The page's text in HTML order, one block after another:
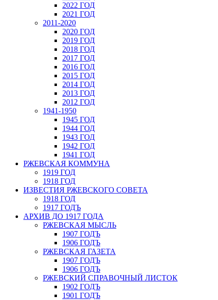
2022 ГОД
2021 ГОД
2011-2020
2020 ГОД
2019 ГОД
2018 ГОД
2017 ГОД
2016 ГОД
2015 ГОД
2014 ГОД
2013 ГОД
2012 ГОД
1941-1950
1945 ГОД
1944 ГОД
1943 ГОД
1942 ГОД
1941 ГОД
РЖЕВСКАЯ КОММУНА
1919 ГОД
1918 ГОД
ИЗВЕСТИЯ РЖЕВСКОГО СОВЕТА
1918 ГОД
1917 ГОДЪ
АРХИВ ДО 1917 ГОДА
РЖЕВСКАЯ МЫСЛЬ
1907 ГОДЪ
1906 ГОДЪ
РЖЕВСКАЯ ГАЗЕТА
1907 ГОДЪ
1906 ГОДЪ
РЖЕВСКИЙ СПРАВОЧНЫЙ ЛИСТОК
1902 ГОДЪ
1901 ГОДЪ